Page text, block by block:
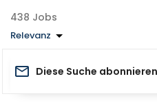
Jobs
Relevanz
Diese Suche abonnieren